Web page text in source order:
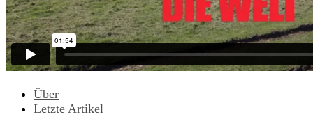
Über
Letzte Artikel